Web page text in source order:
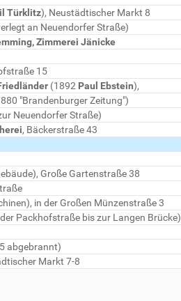
Türklitz), Neustädtischer Markt 8
an Neuendorfer Straße)
Zimmerei Jänicke
15
(1892 Paul Ebstein),
"Brandenburger Zeitung")
Neuendorfer Straße)
, Bäckerstraße 43
Große Gartenstraße 38
in der Großen Münzenstraße 3
Packhofstraße bis zur Langen Brücke)
abgebrannt)
Markt 7-8